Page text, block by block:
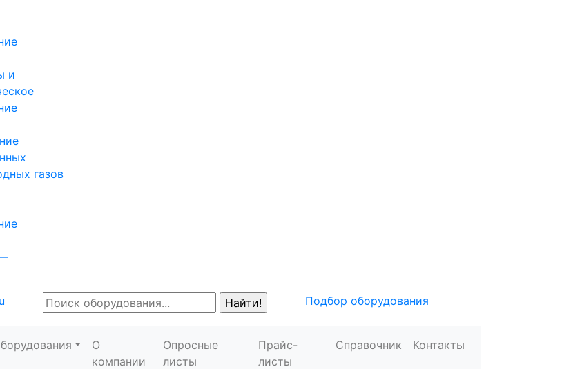
и
газов
Подбор оборудования
О
компании
Опросные
листы
Прайс-
листы
Справочник Контакты